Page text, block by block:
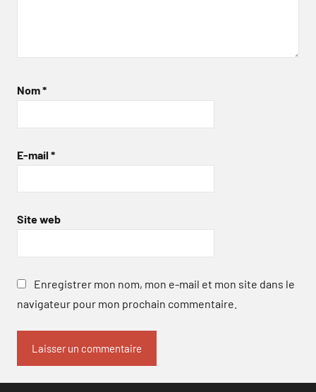
Nom*
E-mail *
Site web
Enregistrer mon nom, mon e-mail et mon site dans le
navigateur pour mon prochain commentaire.